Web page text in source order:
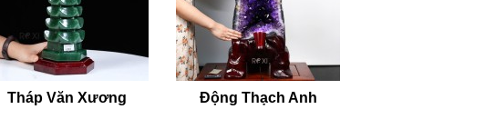
Tháp Văn Xương Động Thạch Anh